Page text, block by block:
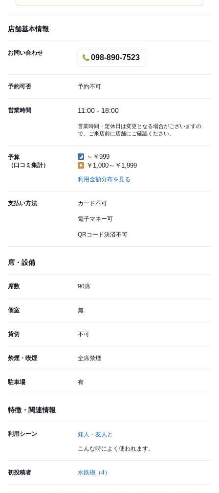
店舗基本情報
お問い合わせ
098-890-7523
予約可否 予約不可
営業時間 11:00 - 18:00
営業時間・定休日は変更となる場合がございますの
で、ご来店前に店舗にご確認ください。
予算
（口コミ集計）
～￥999
￥1,000～￥1,999
利用金額分布を見る
支払い方法 カード不可
電子マネー可
QRコード決済不可
席・設備
席数 90席
個室 無
貸切 不可
禁煙・喫煙 全席禁煙
駐車場 有
特徴・関連情報
利用シーン 知人・友人と
こんな時によく使われます。
初投稿者 水鉄砲 （4）